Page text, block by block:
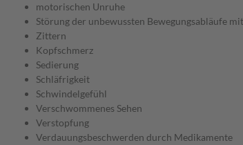
motorischen Unruhe
Störung der unbewussten Bewegungsabläufe
Zittern
Kopfschmerz
Sedierung
Schläfrigkeit
Schwindelgefühl
Verschwommenes Sehen
Verstopfung
Verdauungsbeschwerden durch Medikamente